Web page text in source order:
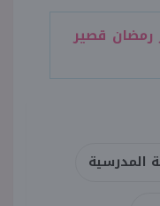
قصير
المدرسية